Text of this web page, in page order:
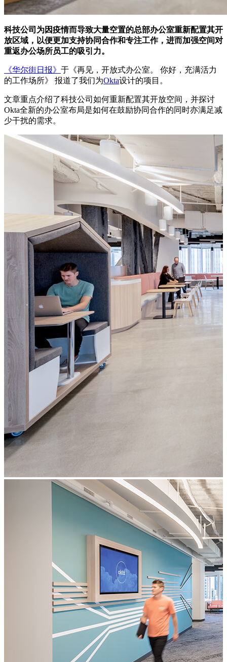
科技公司为因疫情而导致大量空置的总部办公室重新配置其开
放区域，以便更加支持协同合作和专注工作，进而加强空间对
重返办公场所员工的吸引力。
《华尔街日报》 于《再见，开放式办公室。 你好，充满活力
的工作场所》 报道了我们为Okta设计的项目。
文章重点介绍了科技公司如何重新配置其开放空间，并探讨
Okta全新的办公室布局是如何在鼓励协同合作的同时亦满足减
少干扰的需求。